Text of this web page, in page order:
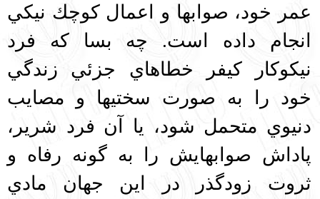
عمر خود، صوابها و اعمال كوچك نيكي
انجام داده است. چه بسا كه فرد
نيكوكار كيفر خطاهاي جزئي زندگي
خود را به صورت سختيها و مصايب
دنيوي متحمل شود، يا آن فرد شرير،
پاداش صوابهايش را به گونه رفاه و
ثروت زودگذر در اين جهان مادي